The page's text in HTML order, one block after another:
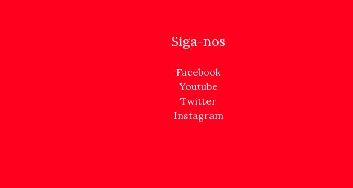
Siga-nos
Facebook
Youtube
Twitter
Instagram